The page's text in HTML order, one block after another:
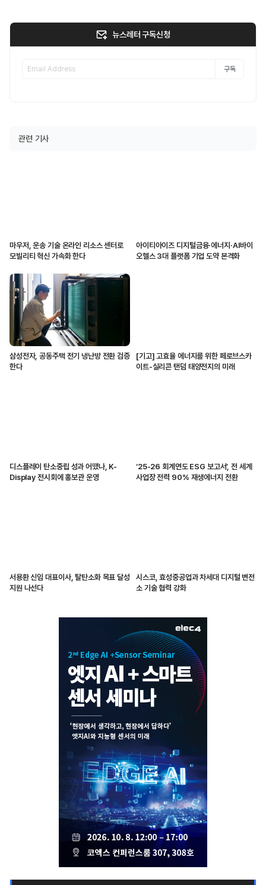
뉴스레터 구독신청
구독
관련 기사
마우저, 운송 기술 온라인 리소스 센터로
모빌리티 혁신 가속화 한다
아이티아이즈 디지털금융·에너지·AI바이
오헬스 3대 플랫폼 기업 도약 본격화
삼성전자, 공동주택 전기 냉난방 전환 검증
한다
[기고] 고효율 에너지를 위한 페로브스카
이트-실리콘 탠덤 태양전지의 미래
디스플레이 탄소중립 성과 어땠나, K-
Display 전시회에 홍보관 운영
‘25-26 회계연도 ESG 보고서’, 전 세계
사업장 전력 90% 재생에너지 전환
서용환 신임 대표이사, 탈탄소화 목표 달성
지원 나선다
시스코, 효성중공업과 차세대 디지털 변전
소 기술 협력 강화